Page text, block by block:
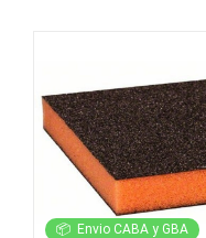
📦 Envio CABA y GBA